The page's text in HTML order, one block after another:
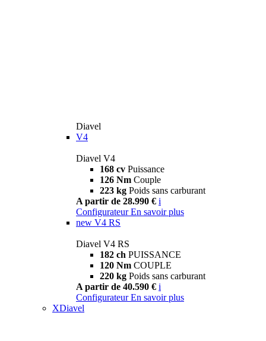
Diavel
V4
Diavel V4
168 cv Puissance
126 Nm Couple
223 kg Poids sans carburant
A partir de 28.990 € i
Configurateur En savoir plus
new V4 RS
Diavel V4 RS
182 ch PUISSANCE
120 Nm COUPLE
220 kg Poids sans carburant
A partir de 40.590 € i
Configurateur En savoir plus
XDiavel